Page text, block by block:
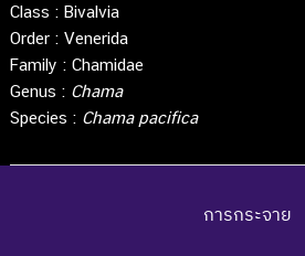
Class :Bivalvia
Order : Venerida
Family :Chamidae
Genus : Chama
Species : Chama pacifica
การกระจาย